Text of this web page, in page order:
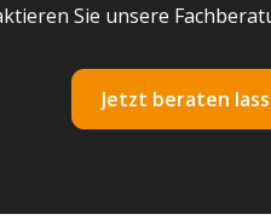
Sie unsere
Jetzt beraten